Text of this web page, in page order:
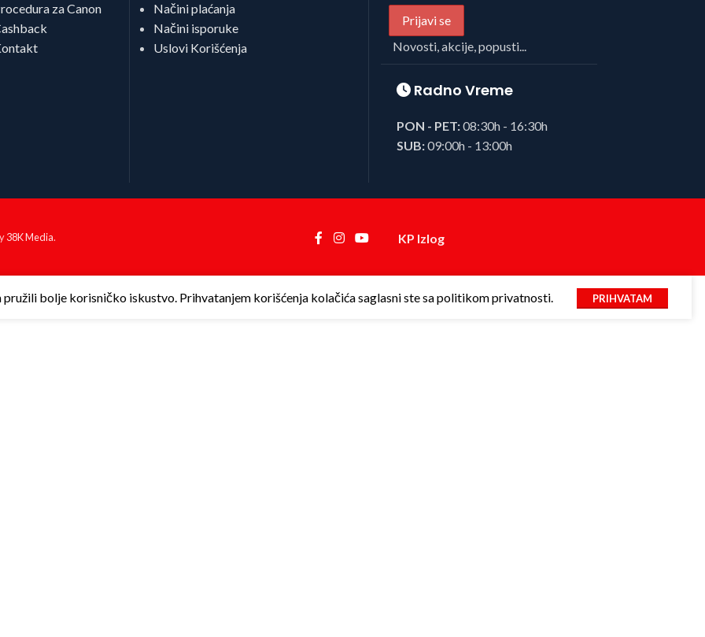
za Canon
Načini plaćanja
Načini isporuke
Uslovi Korišćenja
Novosti, akcije, popusti...
Radno Vreme
PON - PET:08:30h - 16:30h
SUB:09:00h - 13:00h
38K Media. KP Izlog
bolje korisničko iskustvo. Prihvatanjem korišćenja kolačića saglasni ste sa politikom privatnosti. PRIHVATAM